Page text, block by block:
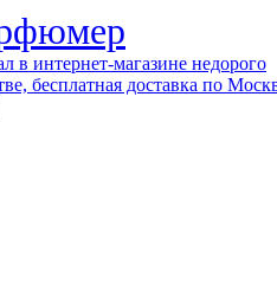
в интернет-магазине недорого
бесплатная доставка по